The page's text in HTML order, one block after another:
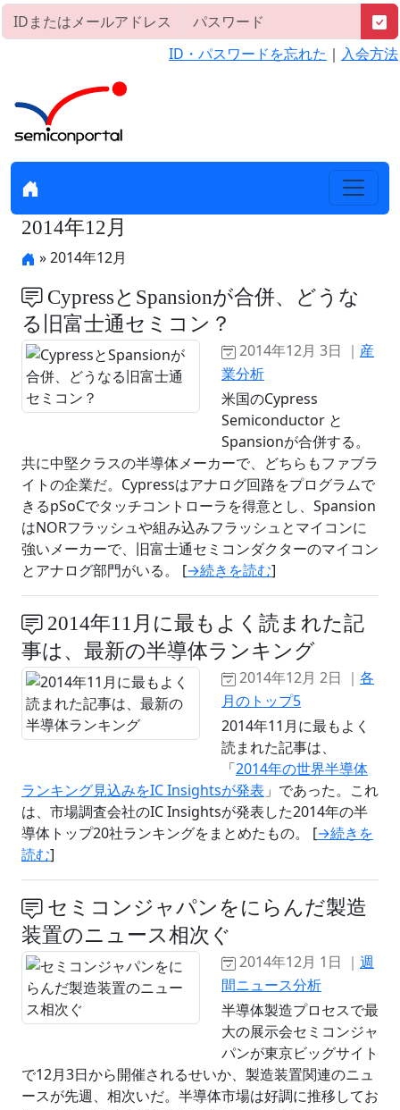
ID・パスワードを忘れた ｜ 入会方法
2014年12月
» 2014年12月
CypressとSpansionが合併、どうな
る旧富士通セミコン？
2014年12月 3日 ｜ 産
業分析
米国のCypress
Semiconductor と
Spansionが合併する。
共に中堅クラスの半導体メーカーで、どちらもファブラ
イトの企業だ。Cypressはアナログ回路をプログラムで
きるpSoCでタッチコントローラを得意とし、Spansion
はNORフラッシュや組み込みフラッシュとマイコンに
強いメーカーで、旧富士通セミコンダクターのマイコン
とアナログ部門がいる。 [→続きを読む]
2014年11月に最もよく読まれた記
事は、最新の半導体ランキング
2014年12月 2日 ｜ 各
月のトップ5
2014年11月に最もよく
読まれた記事は、
「2014年の世界半導体
ランキング見込みをIC Insightsが発表 」であった。これ
は、市場調査会社のIC Insightsが発表した2014年の半
導体トップ20社ランキングをまとめたもの。 [→続きを
読む]
セミコンジャパンをにらんだ製造
装置のニュース相次ぐ
2014年12月 1日 ｜ 週
間ニュース分析
半導体製造プロセスで最
大の展示会セミコンジャ
パンが東京ビッグサイト
で12月3日から開催されるせいか、製造装置関連のニュ
ースが先週、相次いだ。半導体市場は好調に推移してお